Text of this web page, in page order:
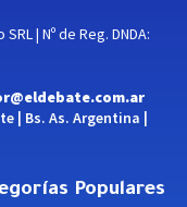
| Nº de Reg. DNDA:
| Bs. As. Argentina |
Populares